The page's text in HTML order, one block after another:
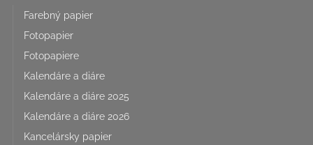
Farebný papier
Fotopapier
Fotopapiere
Kalendáre a diáre
Kalendáre a diáre 2025
Kalendáre a diáre 2026
Kancelársky papier